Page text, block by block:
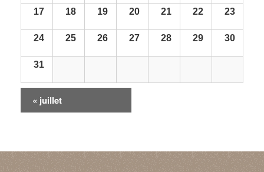
17 18 19 20 21 22 23
24 25 26 27 28 29 30
31
Navigation
par
« juillet